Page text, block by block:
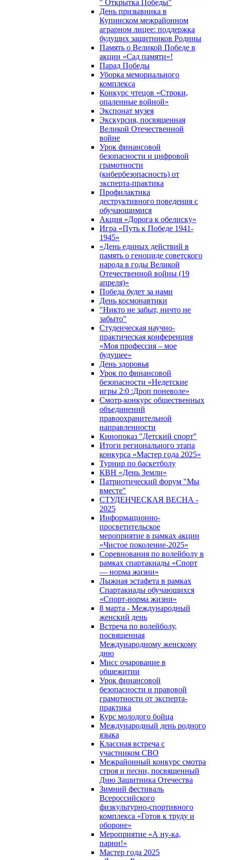
" Открытка Победы"
День призывника в
Купинском межрайонном
аграрном лицее: поддержка
будущих защитников Родины
Память о Великой Победе в
акции «Сад памяти»!
Парад Победы
Уборка мемориального
комплекса
Конкурс чтецов «Строки,
опаленные войной»
Экспонат музея
Экскурсия, посвященная
Великой Отечественной
войне
Урок финансовой
безопасности и цифровой
грамотности
(кибербезопасность) от
эксперта-практика
Профилактика
деструктивного поведения с
обучающимися
Акция «Дорога к обелиску»
Игра «Путь к Победе 1941-
1945»
«День единых действий в
память о геноциде советского
народа в годы Великой
Отечественной войны (19
апреля)»
Победа будет за нами
День космонавтики
"Никто не забыт, ничто не
забыто"
Студенческая научно-
практическая конференция
«Моя профессия – мое
будущее»
День здоровья
Урок по финансовой
безопасности «Недетские
игры 2:0 :Дроп поневоле»
Смотр-конкурс общественных
объединений
правоохранительной
направленности
Кинопоказ "Детский спорт"
Итоги регионального этапа
конкурса «Мастер года 2025»
Турнир по баскетболу
КВН «День Земли»
Патриотический форум "Мы
вместе"
СТУДЕНЧЕСКАЯ ВЕСНА -
2025
Информационно-
просветительское
мероприятие в рамках акции
«Чистое поколение-2025»
Соревнования по волейболу в
рамках спартакиады «Спорт
— норма жизни»
Лыжная эстафета в рамках
Спартакиады обучающихся
«Спорт-норма жизни»
8 марта - Международный
женский день
Встреча по волейболу,
посвященная
Международному женскому
дню
Мисс очарование в
общежитии
Урок финансовой
безопасности и правовой
грамотности от эксперта-
практика
Курс молодого бойца
Международный день родного
языка
Классная встреча с
участником СВО
Межрайонный конкурс смотра
строя и песни, посвященный
Дню Защитника Отечества
Зимний фестиваль
Всероссийского
физкультурно-спортивного
комплекса «Готов к труду и
обороне»
Мероприятие «А ну-ка,
парни!»
Мастер года 2025